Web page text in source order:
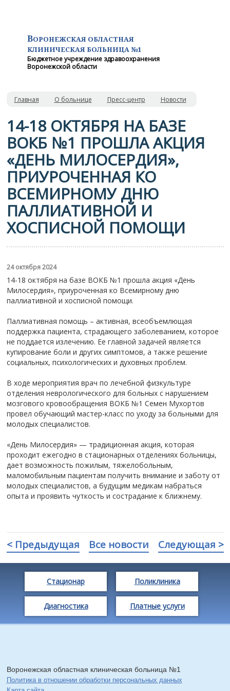
ВОРОНЕЖСКАЯ ОБЛАСТНАЯ
КЛИНИЧЕСКАЯ БОЛЬНИЦА №1
Бюджетное учреждение здравоохранения
Воронежской области
Главная О больнице Пресс-центр Новости
14-18 ОКТЯБРЯ НА БАЗЕ
ВОКБ №1 ПРОШЛА АКЦИЯ
«ДЕНЬ МИЛОСЕРДИЯ»,
ПРИУРОЧЕННАЯ КО
ВСЕМИРНОМУ ДНЮ
ПАЛЛИАТИВНОЙ И
ХОСПИСНОЙ ПОМОЩИ
24 октября 2024
14-18 октября на базе ВОКБ №1 прошла акция «День
Милосердия», приуроченная ко Всемирному дню
паллиативной и хосписной помощи.
Паллиативная помощь – активная, всеобъемлющая
поддержка пациента, страдающего заболеванием, которое
не поддается излечению. Ее главной задачей является
купирование боли и других симптомов, а также решение
социальных, психологических и духовных проблем.
В ходе мероприятия врач по лечебной физкультуре
отделения неврологического для больных с нарушением
мозгового кровообращения ВОКБ №1 Семен Мухортов
провел обучающий мастер-класс по уходу за больными для
молодых специалистов.
«День Милосердия» — традиционная акция, которая
проходит ежегодно в стационарных отделениях больницы,
дает возможность пожилым, тяжелобольным,
маломобильным пациентам получить внимание и заботу от
молодых специалистов, а будущим медикам набраться
опыта и проявить чуткость и сострадание к ближнему.
< Предыдущая Все новости Следующая >
Стационар Поликлиника
Диагностика Платные услуги
Воронежская областная клиническая больница №1
Политика в отношении обработки персональных данных